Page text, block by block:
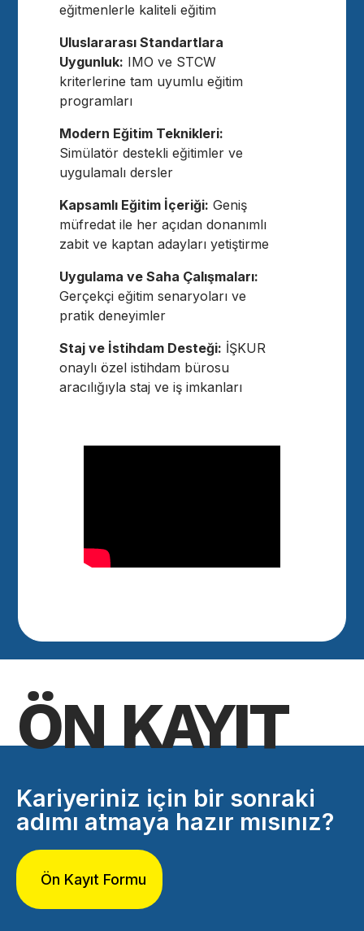
eğitmenlerle kaliteli eğitim
Uluslararası Standartlara
Uygunluk: IMO ve STCW
kriterlerine tam uyumlu eğitim
programları
Modern Eğitim Teknikleri:
Simülatör destekli eğitimler ve
uygulamalı dersler
Kapsamlı Eğitim İçeriği: Geniş
müfredat ile her açıdan donanımlı
zabit ve kaptan adayları yetiştirme
Uygulama ve Saha Çalışmaları:
Gerçekçi eğitim senaryoları ve
pratik deneyimler
Staj ve İstihdam Desteği: İŞKUR
onaylı özel istihdam bürosu
aracılığıyla staj ve iş imkanları
ÖN KAYIT
Kariyeriniz için bir sonraki
adımı atmaya hazır mısınız?
Ön Kayıt Formu